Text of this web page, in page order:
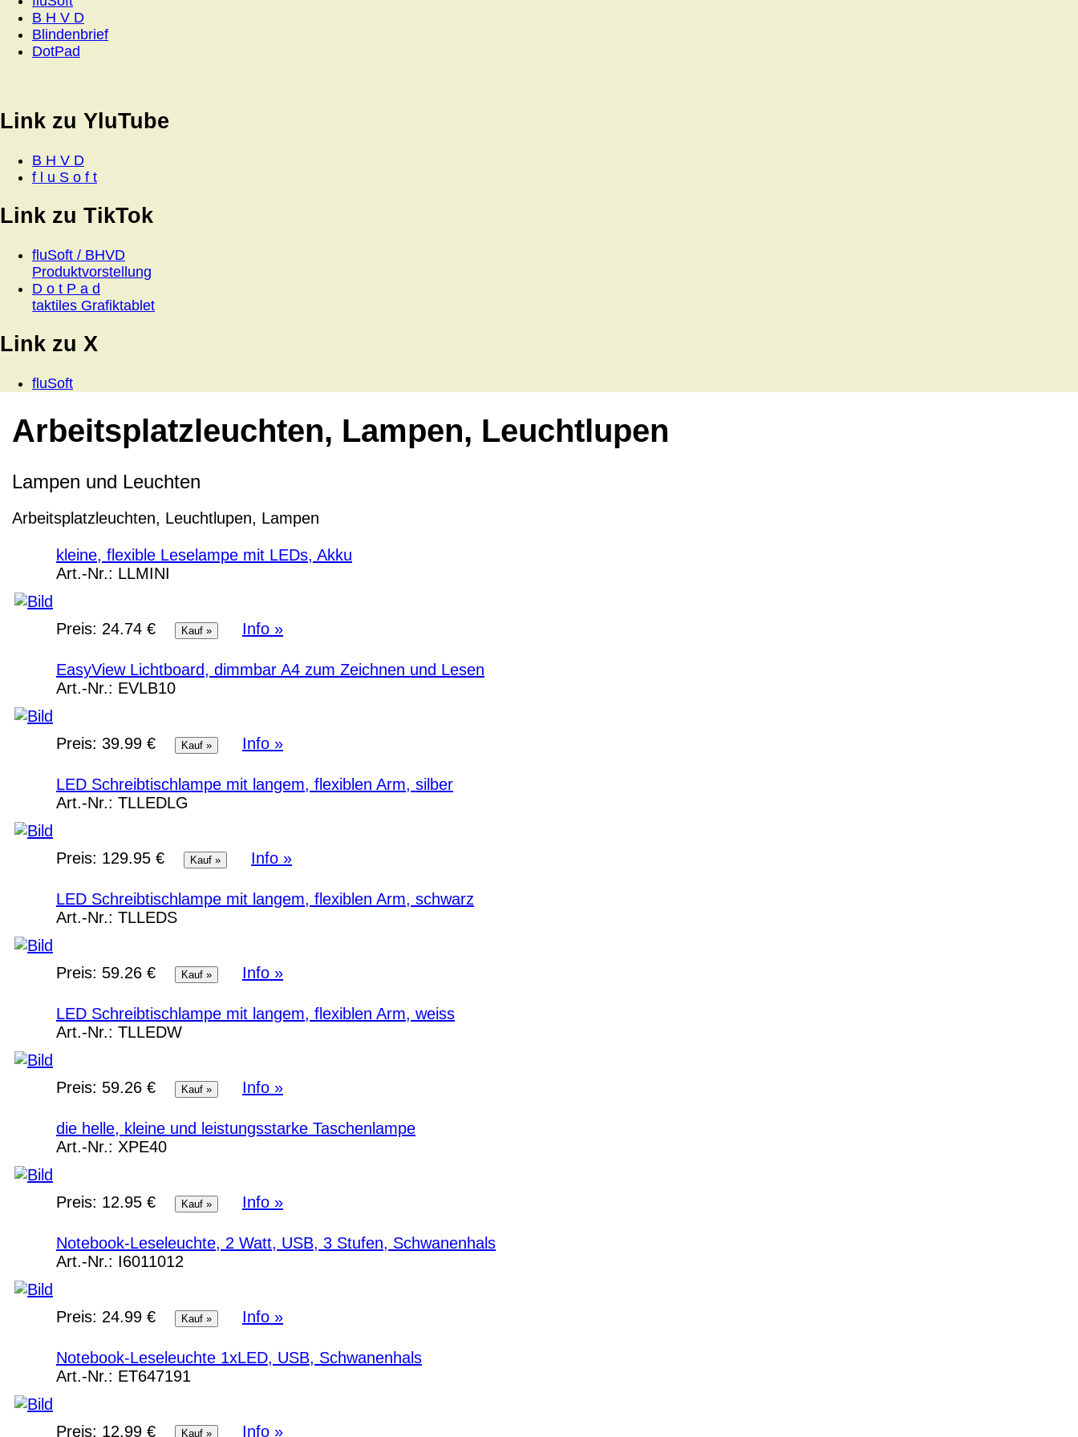
B H V D
Blindenbrief
DotPad
Link zu YluTube
B H V D
f l u S o f t
Link zu TikTok
fluSoft / BHVD
Produktvorstellung
D o t P a d
taktiles Grafiktablet
Link zu X
fluSoft
Arbeitsplatzleuchten, Lampen, Leuchtlupen
Lampen und Leuchten
Arbeitsplatzleuchten, Leuchtlupen, Lampen
kleine, flexible Leselampe mit LEDs, Akku
Art.-Nr.: LLMINI
Preis: 24.74 € Info »
EasyView Lichtboard, dimmbar A4 zum Zeichnen und Lesen
Art.-Nr.: EVLB10
Preis: 39.99 € Info »
LED Schreibtischlampe mit langem, flexiblen Arm, silber
Art.-Nr.: TLLEDLG
Preis: 129.95 € Info »
LED Schreibtischlampe mit langem, flexiblen Arm, schwarz
Art.-Nr.: TLLEDS
Preis: 59.26 € Info »
LED Schreibtischlampe mit langem, flexiblen Arm, weiss
Art.-Nr.: TLLEDW
Preis: 59.26 € Info »
die helle, kleine und leistungsstarke Taschenlampe
Art.-Nr.: XPE40
Preis: 12.95 € Info »
Notebook-Leseleuchte, 2 Watt, USB, 3 Stufen, Schwanenhals
Art.-Nr.: I6011012
Preis: 24.99 € Info »
Notebook-Leseleuchte 1xLED, USB, Schwanenhals
Art.-Nr.: ET647191
Preis: 12.99 € Info »